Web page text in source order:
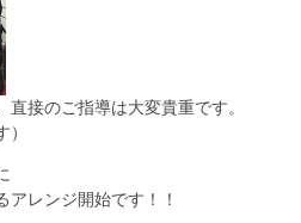
接のご指導は大変貴重です。
アレンジ開始です！！